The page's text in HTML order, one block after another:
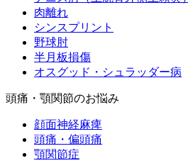
肉離れ
シンスプリント
野球肘
半月板損傷
オスグッド・シュラッダー病
頭痛・顎関節のお悩み
顔面神経麻痺
頭痛・偏頭痛
顎関節症